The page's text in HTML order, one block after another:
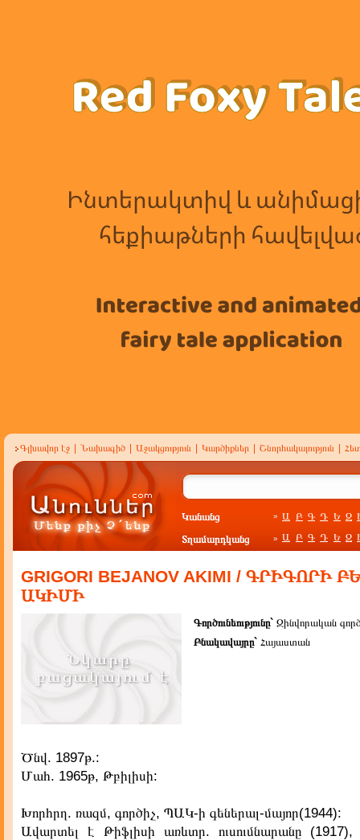
Գլխավոր էջ Նախագիծ Աջակցություն Կարծիքներ Շնորհակալություն
Կանանց » Ա Բ Գ Դ Ե Զ
Տղամարդկանց » Ա Բ Գ Դ Ե Զ
GRIGORI BEJANOV AKIMI / ԳՐԻԳՈՐԻ
ԱԿԻՄԻ
Գործունեությունը` Զինվորական
Բնակավայրը` Հայաստան
Ծնվ. 1897թ.:
Մահ. 1965թ, Թբիլիսի:
Խորհրղ. ռազմ, գործիչ, ՊԱԿ-ի գեներալ-մայոր(1944):
Ավարտել է Թիֆլիսի առևտր. ուսումնարանը (1917),